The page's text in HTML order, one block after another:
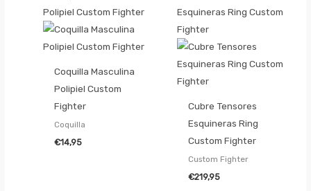
Coquilla Masculina
Polipiel Custom
Fighter
Coquilla
€14,95
Cubre Tensores
Esquineras Ring
Custom Fighter
Custom Fighter
€219,95